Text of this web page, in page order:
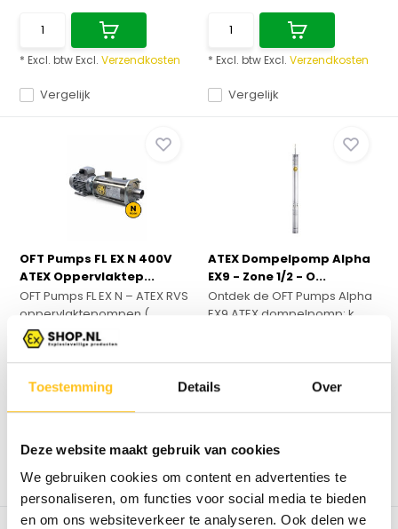
Toestemming Details Over
Deze website maakt gebruik van cookies
We gebruiken cookies om content en advertenties te
personaliseren, om functies voor social media te bieden
en om ons websiteverkeer te analyseren. Ook delen we
Vergelijk
* Excl. btw Excl.Verzendkosten
Vergelijk
* Excl. btw Excl. Verzendkosten
OFT Pumps FL EX N 400V
ATEX Oppervlaktep...
OFT Pumps FL EX N – ATEX RVS
oppervlaktepompen (...
Vergelijk
€ 2.440,-* Excl. btw
* Excl. btw Excl.Verzendkosten
ATEX Dompelpomp Alpha
EX9 - Zone 1/2 - O...
Ontdek de OFT Pumps Alpha
EX9 ATEX dompelpomp: k...
Vergelijk
€ 2.564,-*
Excl. btw
* Excl. btw Excl.